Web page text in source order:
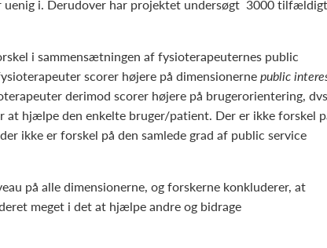
uenig i. Derudover har projektet undersøgt 3000 tilfældigt
i sammensætningen af fysioterapeuternes public
scorer højere på dimensionernepublic
derimod scorer højere på brugerorientering,
hjælpe den enkelte bruger/patient. Der er ikke forskel
ikke er forskel på den samlede grad af public service
på alle dimensionerne, og forskerne konkluderer, at
meget i det at hjælpe andre og bidrage